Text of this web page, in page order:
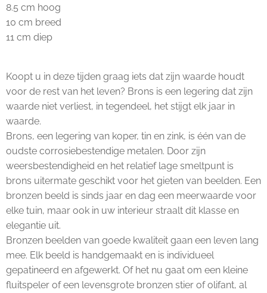
8.5 cm hoog
10 cm breed
11 cm diep
Koopt u in deze tijden graag iets dat zijn waarde houdt
voor de rest van het leven? Brons is een legering dat zijn
waarde niet verliest, in tegendeel, het stijgt elk jaar in
waarde.
Brons, een legering van koper, tin en zink, is één van de
oudste corrosiebestendige metalen. Door zijn
weersbestendigheid en het relatief lage smeltpunt is
brons uitermate geschikt voor het gieten van beelden. Een
bronzen beeld is sinds jaar en dag een meerwaarde voor
elke tuin, maar ook in uw interieur straalt dit klasse en
elegantie uit.
Bronzen beelden van goede kwaliteit gaan een leven lang
mee. Elk beeld is handgemaakt en is individueel
gepatineerd en afgewerkt. Of het nu gaat om een kleine
fluitspeler of een levensgrote bronzen stier of olifant, al